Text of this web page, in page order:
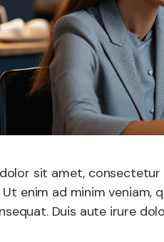
sit amet,
Ut enim ad minim
Duis aute irure